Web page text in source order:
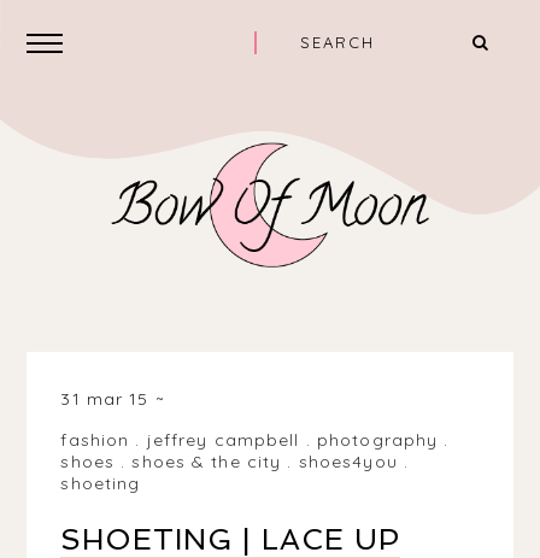
31 mar 15
fashion . jeffrey campbell . photography .
shoes .shoes & the city . shoes4you .
shoeting
SHOETING | LACE UP